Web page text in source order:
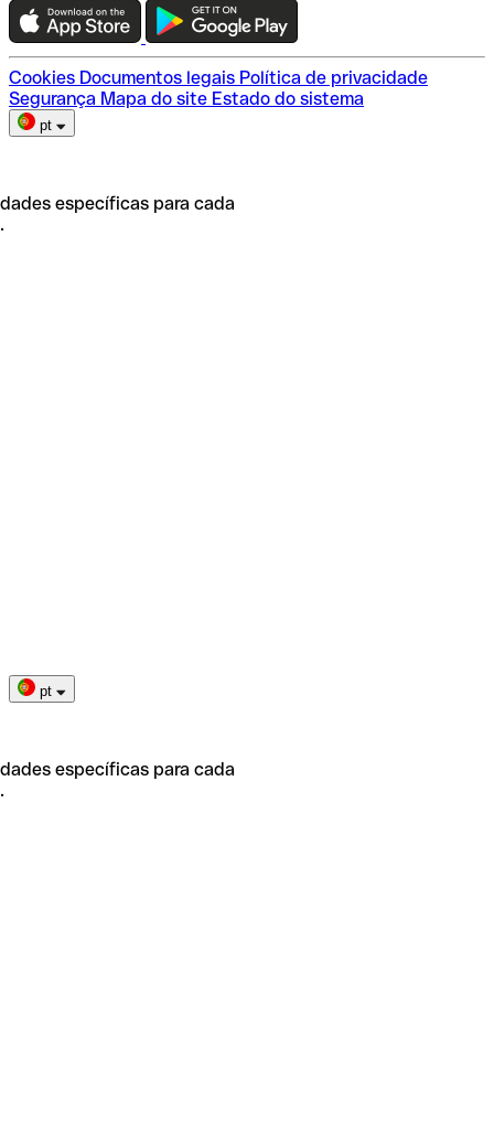
Escolha do plano
Cookies Documentos legais Política de privacidade
Segurança Mapa do site Estado do sistema
pt
específicas para cada
pt
específicas para cada